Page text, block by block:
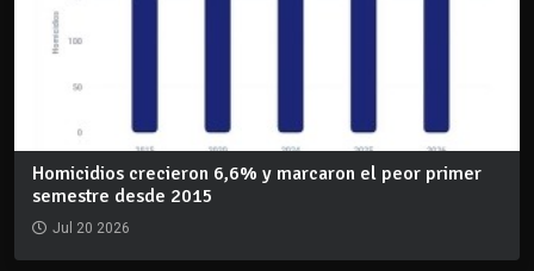
Homicidios crecieron 6,6% y marcaron el peor primer
semestre desde 2015
Jul 20 2026